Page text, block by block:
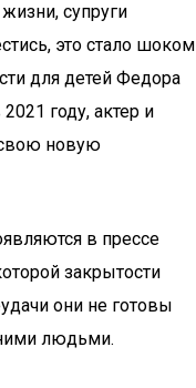
супруги
это стало шоком
для детей Федора
году, актер и
новую
в прессе
закрытости
они не готовы
людьми.